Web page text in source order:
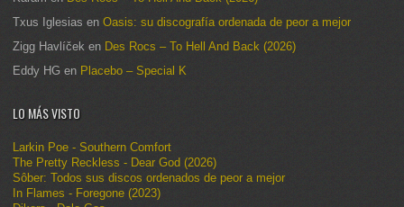
Txus Iglesias en Oasis: su discografía ordenada de peor a mejor
Zigg Havlíček en Des Rocs – To Hell And Back (2026)
Eddy HG en Placebo – Special K
LO MÁS VISTO
Larkin Poe - Southern Comfort
The Pretty Reckless - Dear God (2026)
Sôber: Todos sus discos ordenados de peor a mejor
In Flames - Foregone (2023)